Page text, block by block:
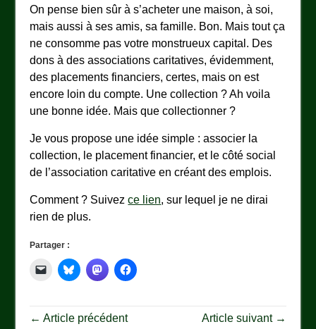
On pense bien sûr à s’acheter une maison, à soi,
mais aussi à ses amis, sa famille. Bon. Mais tout ça
ne consomme pas votre monstrueux capital. Des
dons à des associations caritatives, évidemment,
des placements financiers, certes, mais on est
encore loin du compte. Une collection ? Ah voila
une bonne idée. Mais que collectionner ?
Je vous propose une idée simple : associer la
collection, le placement financier, et le côté social
de l’association caritative en créant des emplois.
Comment ? Suivezce lien, sur lequel je ne dirai
rien de plus.
Partager :
← Article précédent Article suivant →